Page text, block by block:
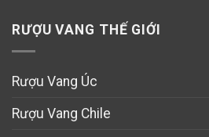
RƯỢU VANG THẾ GIỚI
Rượu Vang Úc
Rượu Vang Chile